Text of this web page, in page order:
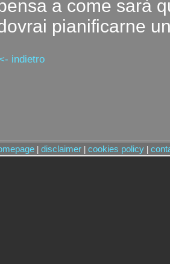
a come sarà
pianificarne
indietro
| disclaimer| cookies policy|